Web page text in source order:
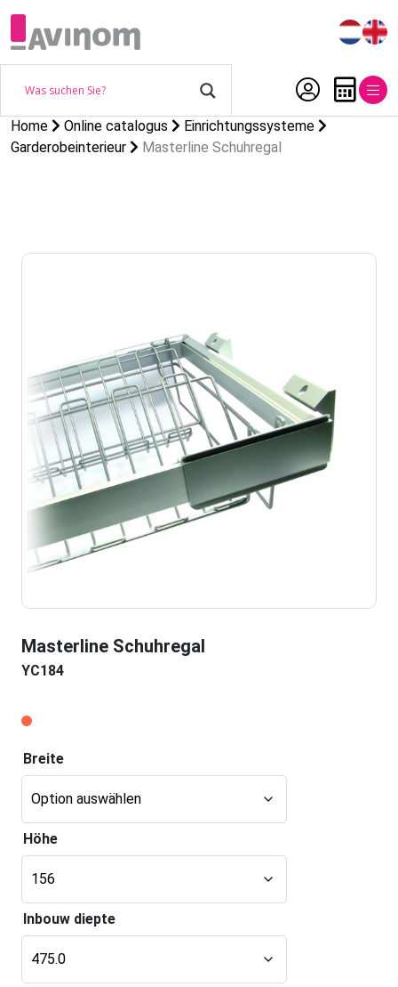
Home Online catalogus
Einrichtungssysteme
Garderobeinterieur
Masterline Schuhregal
Masterline Schuhregal
YC184
Breite
Höhe
Inbouw diepte